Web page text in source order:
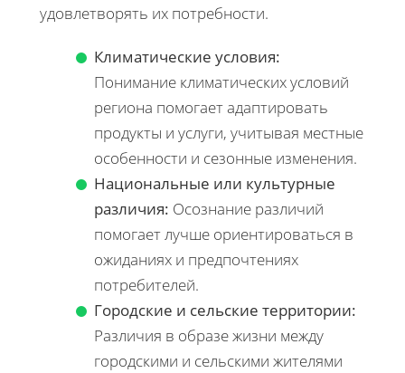
удовлетворять их потребности.
Климатические условия:
Понимание климатических условий
региона помогает адаптировать
продукты и услуги, учитывая местные
особенности и сезонные изменения.
Национальные или культурные
различия: Осознание различий
помогает лучше ориентироваться в
ожиданиях и предпочтениях
потребителей.
Городские и сельские территории:
Различия в образе жизни между
городскими и сельскими жителями